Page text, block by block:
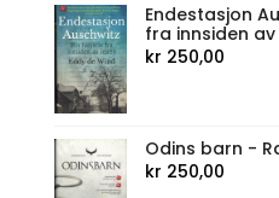
Endestasjon
fra innsiden av
kr 250,00
Odins barn -
kr 250,00